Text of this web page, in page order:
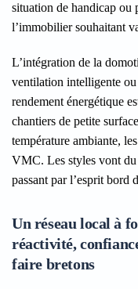
situation de handicap ou
l’immobilier souhaitant
L’intégration de la
ventilation intelligente
rendement énergétique
chantiers de petite
température ambiante,
VMC. Les styles vont du
passant par l’esprit bord
Un réseau local à
réactivité,
faire bretons